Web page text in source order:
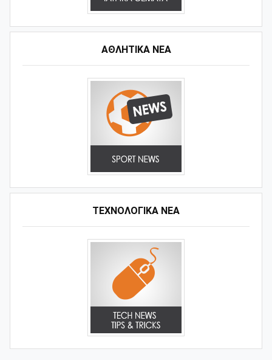
ΑΘΛΗΤΙΚΆ ΝΈΑ
ΤΕΧΝΟΛΟΓΙΚΑ ΝΕΑ